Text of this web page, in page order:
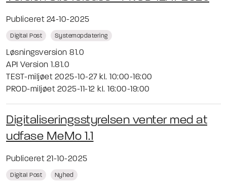
Publiceret 24-10-2025
Digital Post Systemopdatering
Løsningsversion 81.0
API Version 1.81.0
TEST-miljøet 2025-10-27 kl. 10:00-16:00
PROD-miljøet 2025-11-12 kl. 16:00-19:00
Digitaliseringsstyrelsen venter med at
udfase MeMo 1.1
Publiceret 21-10-2025
Digital Post Nyhed